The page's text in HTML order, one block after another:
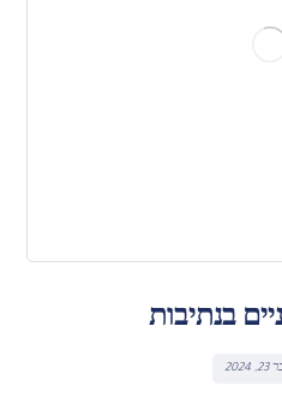
בנתיבות